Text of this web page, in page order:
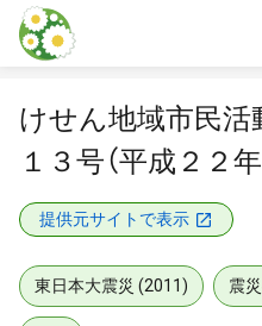
本文に飛ぶ
けせん地域市民
１３号（平成２２
提供元サイトで表示
東日本大震災 (2011) 震